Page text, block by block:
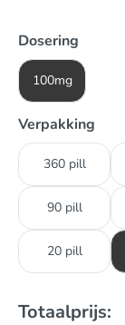
Dosering
100mg
Verpakking
360 pill
90 pill
20 pill
Totaalprijs: